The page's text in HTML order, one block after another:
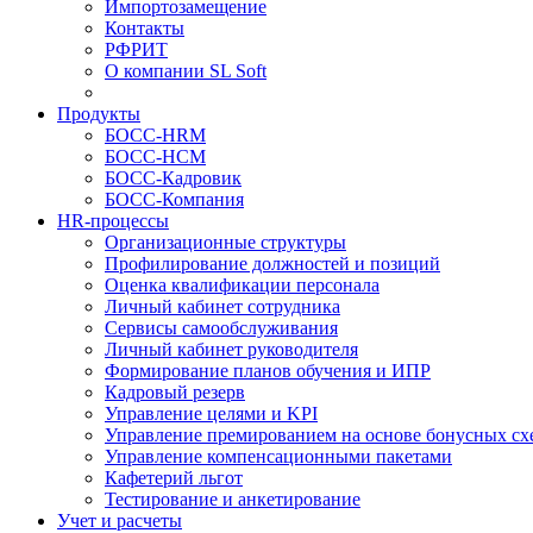
Импортозамещение
Контакты
РФРИТ
О компании SL Soft
Продукты
БОСС-HRM
БОСС-HCM
БОСС-Кадровик
БОСС-Компания
HR-процессы
Организационные структуры
Профилирование должностей и позиций
Оценка квалификации персонала
Личный кабинет сотрудника
Сервисы самообслуживания
Личный кабинет руководителя
Формирование планов обучения и ИПР
Кадровый резерв
Управление целями и KPI
Управление премированием на основе бонусных
Управление компенсационными пакетами
Кафетерий льгот
Тестирование и анкетирование
Учет и расчеты